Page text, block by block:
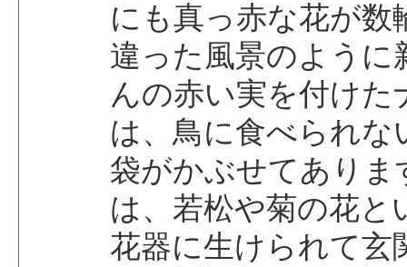
にも真っ赤な花が数
違った風景のように
んの赤い実を付けた
は、鳥に食べられ
袋がかぶせてあり
は、若松や菊の花と
花器に生けられて玄